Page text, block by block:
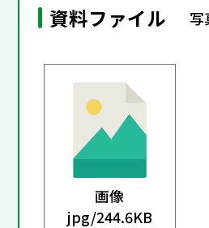
資料ファイル 写
画像
jpg/244.6KB